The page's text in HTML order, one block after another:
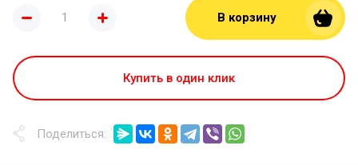
В корзину
Купить в один клик
Поделиться: